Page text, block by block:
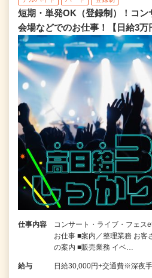
短期・単発OK（登録制）！コン
会場などでのお仕事！【日給3万
仕事内容
コンサート・ライブ・フェス
お仕事 ■案内／整理業務 お客
の案内 ■販売業務 イベ…
給与 日給30,000円+交通費※深夜